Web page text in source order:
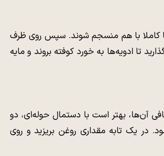
کاملا با هم منسجم شوند. سپس روی ظرف
دقیقه در یخچال بگذارید تا ادویه‌ها به خورد کوفته بروند و مایه
آن‌ها، بهتر است با دستمال حوله‌ای، دو
یک تابه مقداری روغن بریزید و روی